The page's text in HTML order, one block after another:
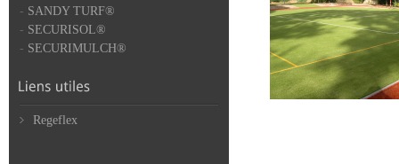
- SANDY TURF®
- SECURISOL®
- SECURIMULCH®
Regeflex